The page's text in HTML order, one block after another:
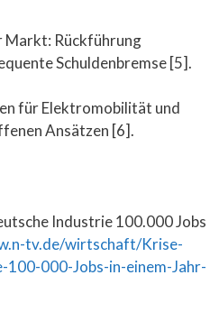
Rückführung
Schuldenbremse [5].
für Elektromobilität und
Ansätzen [6].
Industrie 100.000 Jobs
tv.de/wirtschaft/Krise-
000-Jobs-in-einem-Jahr-